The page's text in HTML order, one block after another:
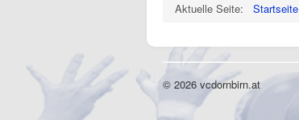
Aktuelle Seite: Startseite
© 2026 vcdornbirn.at